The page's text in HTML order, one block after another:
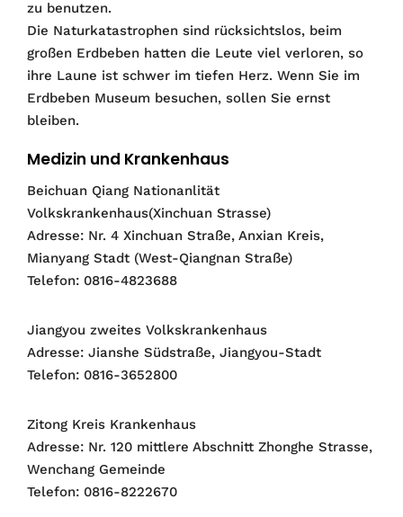
zu benutzen.
Die Naturkatastrophen sind rücksichtslos, beim
großen Erdbeben hatten die Leute viel verloren, so
ihre Laune ist schwer im tiefen Herz. Wenn Sie im
Erdbeben Museum besuchen, sollen Sie ernst
bleiben.
Medizin und Krankenhaus
Beichuan Qiang Nationanlität
Volkskrankenhaus(Xinchuan Strasse)
Adresse: Nr. 4 Xinchuan Straße, Anxian Kreis,
Mianyang Stadt (West-Qiangnan Straße)
Telefon: 0816-4823688
Jiangyou zweites Volkskrankenhaus
Adresse: Jianshe Südstraße, Jiangyou-Stadt
Telefon: 0816-3652800
Zitong Kreis Krankenhaus
Adresse: Nr. 120 mittlere Abschnitt Zhonghe Strasse,
Wenchang Gemeinde
Telefon: 0816-8222670